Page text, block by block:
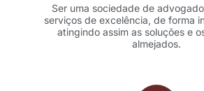
Ser uma sociedade de
serviços de excelência, de forma
atingindo assim as soluções e
almejados.